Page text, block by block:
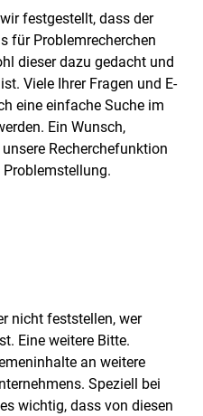
festgestellt, dass der
für Problemrecherchen
dieser dazu gedacht und
Viele Ihrer Fragen und E-
eine einfache Suche im
Ein Wunsch,
Recherchefunktion
nicht feststellen, wer
Eine weitere Bitte.
an weitere
Speziell bei
wichtig, dass von diesen